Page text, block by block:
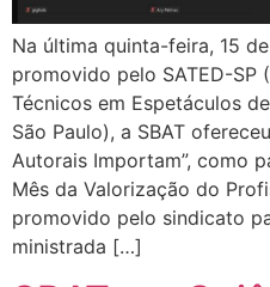
Na última quinta-feira, 15
promovido pelo SATED-
Técnicos em Espetáculos
São Paulo), a SBAT
Autorais Importam”, como
Mês da Valorização do
promovido pelo sindicato
ministrada […]